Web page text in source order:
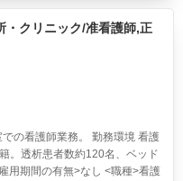
・クリニック/准看護師,正
の看護師業務。 勤務環境 看護
。透析患者数約120名、ベッド
用期間の有無>なし <職種>看護